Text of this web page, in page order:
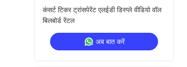
कंसर्ट टिकर ट्रांसपेरेंट एलईडी डिस्प्ले वीडियो वॉल
बिलबोर्ड रेंटल
अब बात करें